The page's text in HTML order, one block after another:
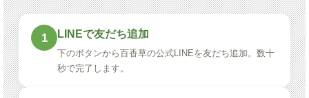
1 LINEで友だち追加
下のボタンから百香草の公式LINEを友だち追加。数十
秒で完了します。